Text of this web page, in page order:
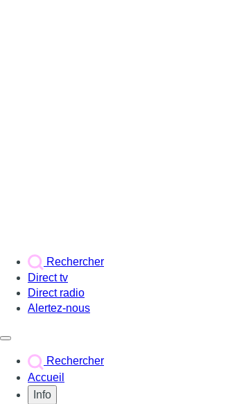
Rechercher
Direct tv
Direct radio
Alertez-nous
Rechercher
Accueil
Info